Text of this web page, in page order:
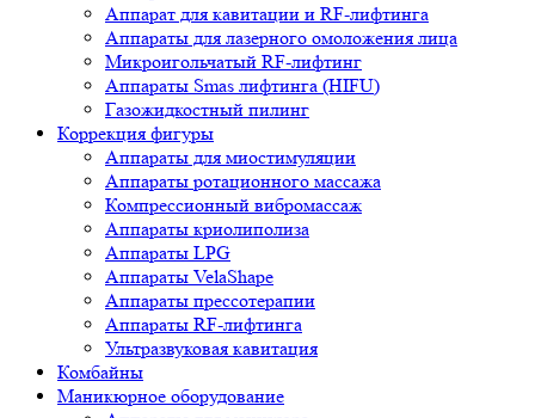
Аппарат для кавитации и RF-лифтинга
Аппараты для лазерного омоложения лица
Микроигольчатый RF-лифтинг
Аппараты Smas лифтинга (HIFU)
Газожидкостный пилинг
Коррекция фигуры
Аппараты для миостимуляции
Аппараты ротационного массажа
Компрессионный вибромассаж
Аппараты криолиполиза
Аппараты LPG
Аппараты VelaShape
Аппараты прессотерапии
Аппараты RF-лифтинга
Ультразвуковая кавитация
Комбайны
Маникюрное оборудование